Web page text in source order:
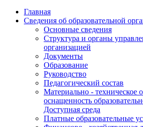
Главная
Сведения об образовательной
Основные сведения
Структура и органы
организацией
Документы
Образование
Руководство
Педагогический состав
Материально - техническое
оснащенность
Доступная среда
Платные образовательные